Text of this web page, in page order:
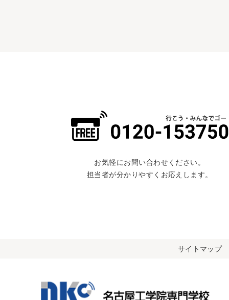
お気軽にお問い合わせください。
担当者が分かりやすくお応えします。
サイトマップ